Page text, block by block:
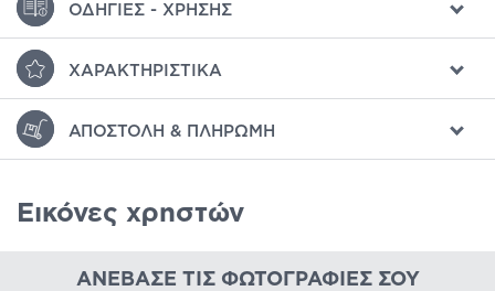
ΟΔΗΓΊΕΣ - ΧΡΉΣΗΣ
ΧΑΡΑΚΤΗΡΙΣΤΙΚΆ
ΑΠΟΣΤΟΛΉ & ΠΛΗΡΩΜΉ
Εικόνες χρηστών
ΑΝΈΒΑΣΕ ΤΙΣ ΦΩΤΟΓΡΑΦΊΕΣ ΣΟΥ